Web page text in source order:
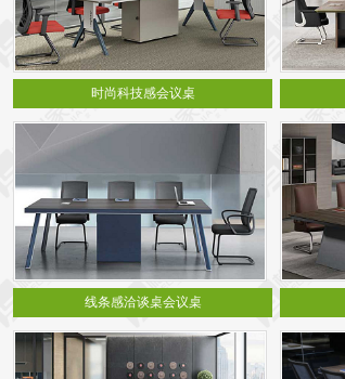
时尚科技感会议桌
线条感洽谈桌会议桌